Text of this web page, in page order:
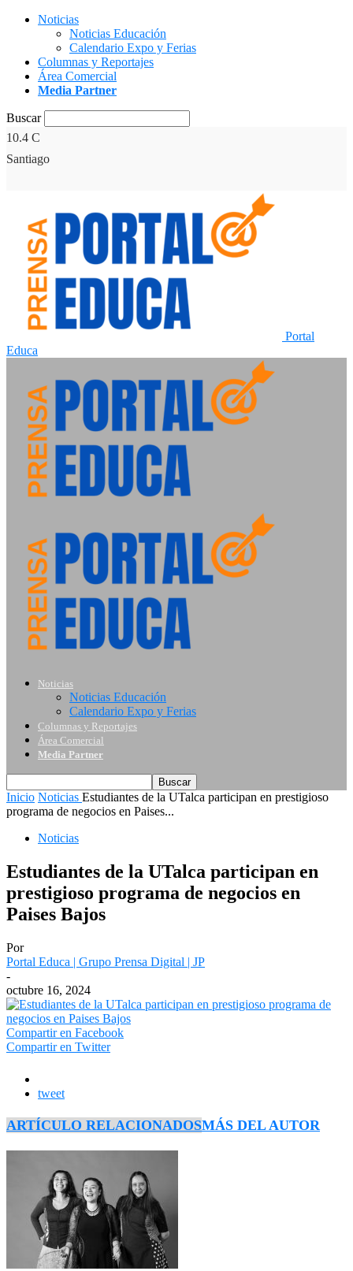
Noticias
Noticias Educación
Calendario Expo y Ferias
Columnas y Reportajes
Área Comercial
Media Partner
Buscar
10.4 C
Santiago
Portal
Educa
Noticias
Noticias Educación
Calendario Expo y Ferias
Columnas y Reportajes
Área Comercial
Media Partner
Inicio Noticias Estudiantes de la UTalca participan en prestigioso
programa de negocios en Paises...
Noticias
Estudiantes de la UTalca participan en
prestigioso programa de negocios en
Paises Bajos
Por
Portal Educa | Grupo Prensa Digital | JP
-
octubre 16, 2024
Compartir en Facebook
Compartir en Twitter
tweet
ARTÍCULO RELACIONADOSMÁS DEL AUTOR